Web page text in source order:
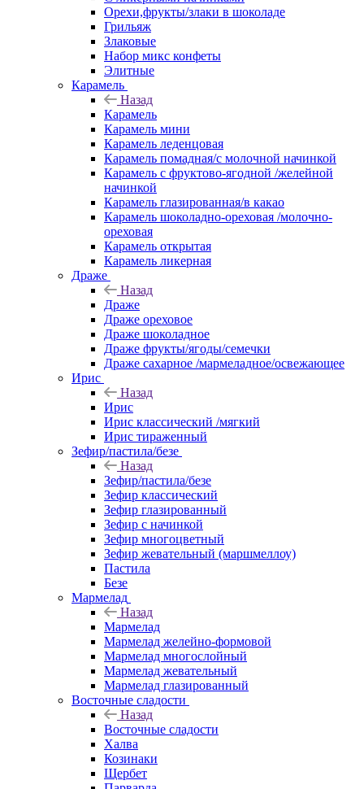
Орехи,фрукты/злаки в шоколаде
Грильяж
Злаковые
Набор микс конфеты
Элитные
Карамель
Назад
Карамель
Карамель мини
Карамель леденцовая
Карамель помадная/с молочной начинкой
Карамель с фруктово-ягодной /желейной
начинкой
Карамель глазированная/в какао
Карамель шоколадно-ореховая /молочно-
ореховая
Карамель открытая
Карамель ликерная
Драже
Назад
Драже
Драже ореховое
Драже шоколадное
Драже фрукты/ягоды/семечки
Драже сахарное /мармеладное/освежающее
Ирис
Назад
Ирис
Ирис классический /мягкий
Ирис тираженный
Зефир/пастила/безе
Назад
Зефир/пастила/безе
Зефир классический
Зефир глазированный
Зефир с начинкой
Зефир многоцветный
Зефир жевательный (маршмеллоу)
Пастила
Безе
Мармелад
Назад
Мармелад
Мармелад желейно-формовой
Мармелад многослойный
Мармелад жевательный
Мармелад глазированный
Восточные сладости
Назад
Восточные сладости
Халва
Козинаки
Щербет